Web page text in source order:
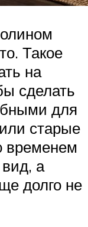
Такое
на
сделать
для
старые
временем
а
долго не